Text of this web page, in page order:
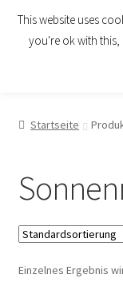
Zur
Navigation
Zum
Inhalt
Versand
Impressum
Startseite
Einzelnes Ergebnis
This website uses
you're ok with